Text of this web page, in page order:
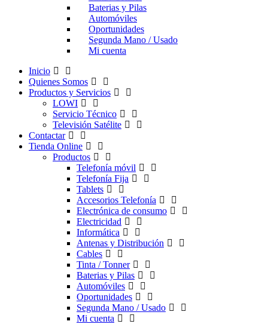
Baterias y Pilas
Automóviles
Oportunidades
Segunda Mano / Usado
Mi cuenta
Inicio
Quienes Somos
Productos y Servicios
LOWI
Servicio Técnico
Televisión Satélite
Contactar
Tienda Online
Productos
Telefonía móvil
Telefonía Fija
Tablets
Accesorios Telefonía
Electrónica de consumo
Electricidad
Informática
Antenas y Distribución
Cables
Tinta / Tonner
Baterias y Pilas
Automóviles
Oportunidades
Segunda Mano / Usado
Mi cuenta